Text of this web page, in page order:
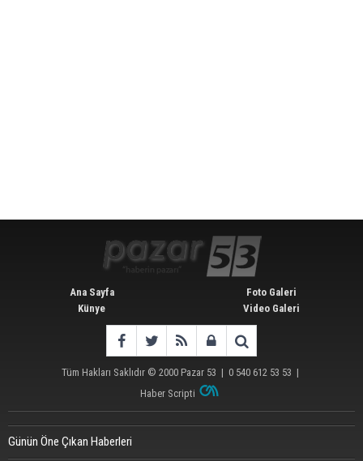
Ana Sayfa
Künye
Foto Galeri
Video Galeri
Tüm Hakları Saklıdır © 2000 Pazar 53 | 0 540 612 53 53 |
Haber Scripti
Günün Öne Çıkan Haberleri